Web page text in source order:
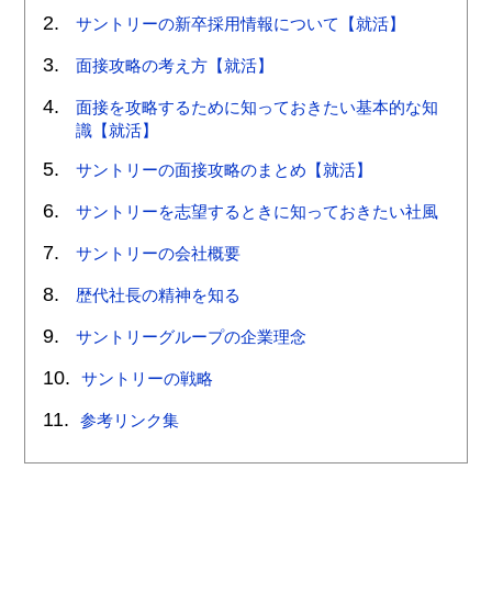
サントリーの新卒採用情報について【就活】
面接攻略の考え方【就活】
面接を攻略するために知っておきたい基本的な知
識【就活】
サントリーの面接攻略のまとめ【就活】
サントリーを志望するときに知っておきたい社風
サントリーの会社概要
歴代社長の精神を知る
サントリーグループの企業理念
サントリーの戦略
参考リンク集